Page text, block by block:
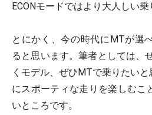
ECONモードではより大人しい乗
とにかく、今の時代にMTが選
ると思います。筆者としては、
くモデル、ぜひMTで乗りたい
にスポーティな走りを楽しむこ
いところです。